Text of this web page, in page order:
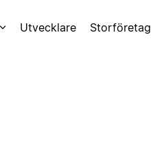
Utvecklare Storföretag